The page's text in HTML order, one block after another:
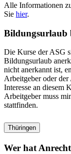
Alle Informationen
Sie hier.
Bildungsurlaub
Die Kurse der ASG
Bildungsurlaub
nicht anerkannt ist,
Arbeitgeber oder
Interesse an diesem
Arbeitgeber muss
stattfinden.
Thüringen
Wer hat